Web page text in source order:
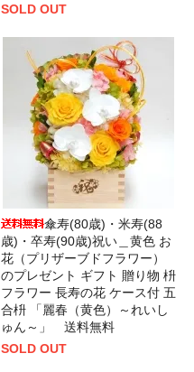
SOLD OUT
傘寿(80歳)・米寿(88
歳)・卒寿(90歳)祝い＿黄色 お
花（プリザーブドフラワー）
のプレゼント ギフト 贈り物 枡
フラワー 長寿の花 ケース付 五
合枡 「麗春（黄色）～れいし
ゅん～」 送料無料
SOLD OUT